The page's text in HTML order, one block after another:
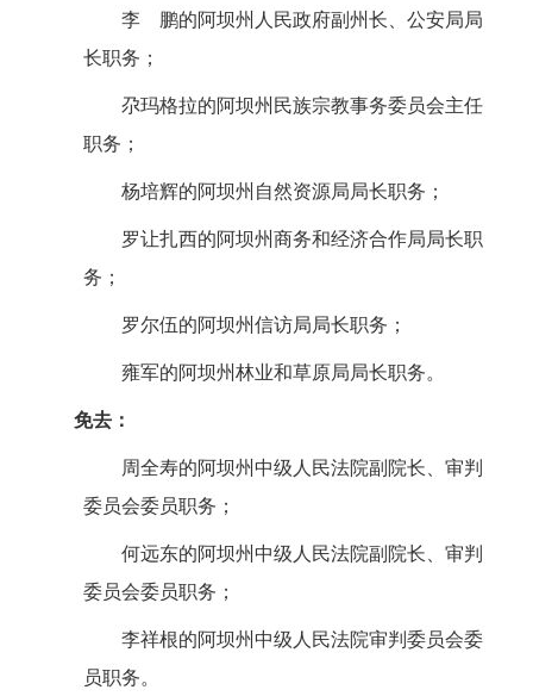
李
鹏的阿坝州人民政府副州长、公安局局
长职务；
尕玛格拉的阿坝州民族宗教事务委员会主任
职务；
杨培辉的阿坝州自然资源局局长职务；
罗让扎西的阿坝州商务和经济合作局局长职
务；
罗尔伍的阿坝州信访局局长职务；
雍军的阿坝州林业和草原局局长职务。
免去：
周全寿的阿坝州中级人民法院副院长、审判
委员会委员职务；
何远东的阿坝州中级人民法院副院长、审判
委员会委员职务；
李祥根的阿坝州中级人民法院审判委员会委
员职务。